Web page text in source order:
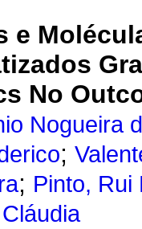
e
No
Nogueira
;
; Pinto, Rui